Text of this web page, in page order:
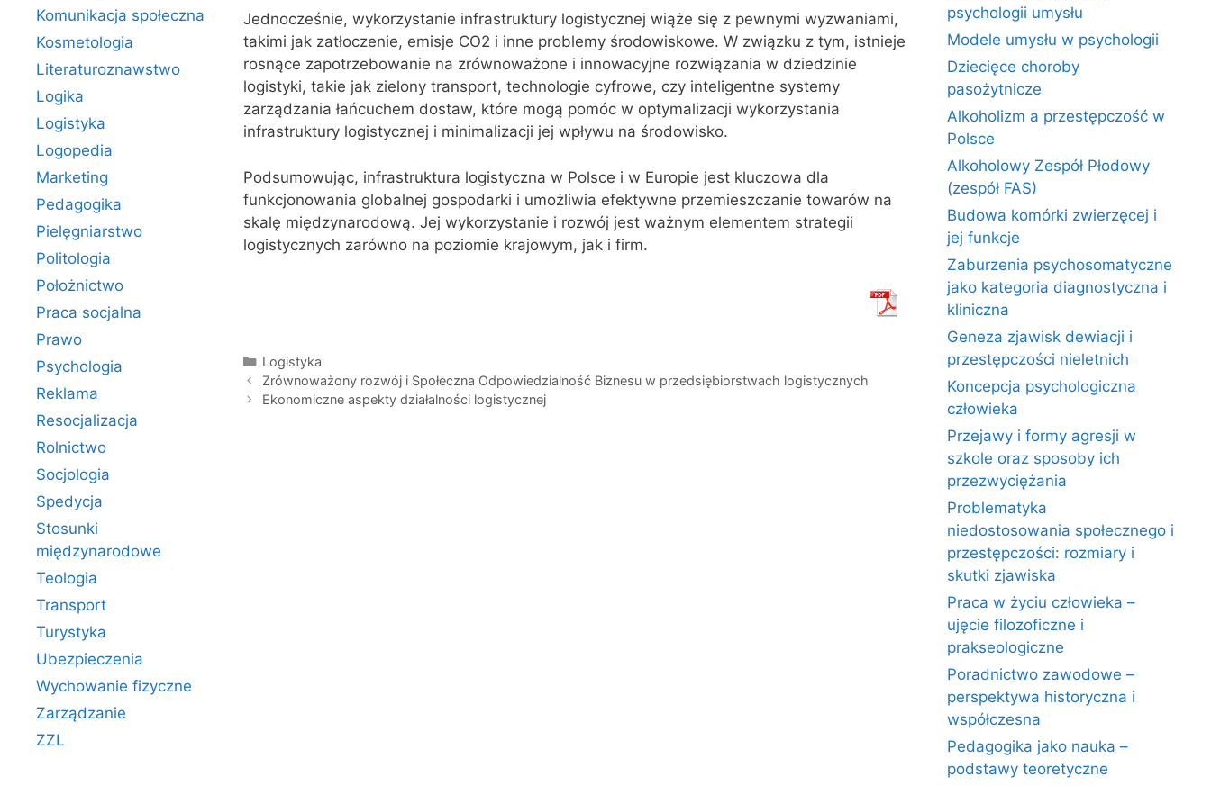
Jednocześnie, wykorzystanie infrastruktury logistycznej wiąże się z pewnymi wyzwaniami,
takimi jak zatłoczenie, emisje CO2 i inne problemy środowiskowe. W związku z tym, istnieje
rosnące zapotrzebowanie na zrównoważone i innowacyjne rozwiązania w dziedzinie
logistyki, takie jak zielony transport, technologie cyfrowe, czy inteligentne systemy
zarządzania łańcuchem dostaw, które mogą pomóc w optymalizacji wykorzystania
infrastruktury logistycznej i minimalizacji jej wpływu na środowisko.
Podsumowując, infrastruktura logistyczna w Polsce i w Europie jest kluczowa dla
funkcjonowania globalnej gospodarki i umożliwia efektywne przemieszczanie towarów na
skalę międzynarodową. Jej wykorzystanie i rozwój jest ważnym elementem strategii
logistycznych zarówno na poziomie krajowym, jak i firm.
Kategorie
Logistyka
Zrównoważony rozwój i Społeczna Odpowiedzialność Biznesu w przedsiębiorstwach logistycznych
Ekonomiczne aspekty działalności logistycznej
Komunikacja społeczna
Kosmetologia
Literaturoznawstwo
Logika
Logistyka
Logopedia
Marketing
Pedagogika
Pielęgniarstwo
Politologia
Położnictwo
Praca socjalna
Prawo
Psychologia
Reklama
Resocjalizacja
Rolnictwo
Socjologia
Spedycja
Stosunki
międzynarodowe
Teologia
Transport
Turystyka
Ubezpieczenia
Wychowanie fizyczne
Zarządzanie
ZZL
psychologii umysłu
Modele umysłu w psychologii
Dziecięce choroby
pasożytnicze
Alkoholizm a przestępczość w
Polsce
Alkoholowy Zespół Płodowy
(zespół FAS)
Budowa komórki zwierzęcej i
jej funkcje
Zaburzenia psychosomatyczne
jako kategoria diagnostyczna i
kliniczna
Geneza zjawisk dewiacji i
przestępczości nieletnich
Koncepcja psychologiczna
człowieka
Przejawy i formy agresji w
szkole oraz sposoby ich
przezwyciężania
Problematyka
niedostosowania społecznego i
przestępczości: rozmiary i
skutki zjawiska
Praca w życiu człowieka –
ujęcie filozoficzne i
prakseologiczne
Poradnictwo zawodowe –
perspektywa historyczna i
współczesna
Pedagogika jako nauka –
podstawy teoretyczne